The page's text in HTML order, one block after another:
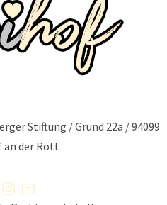
Stiftung / Grund 22a / 94099
an der Rott